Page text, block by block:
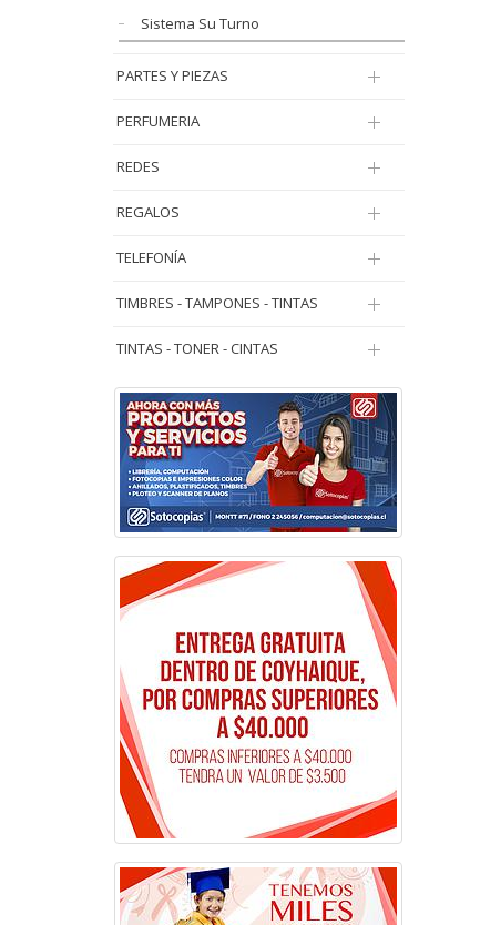
Sistema Su Turno
PARTES Y PIEZAS
PERFUMERIA
REDES
REGALOS
TELEFONÍA
TIMBRES - TAMPONES - TINTAS
TINTAS - TONER - CINTAS